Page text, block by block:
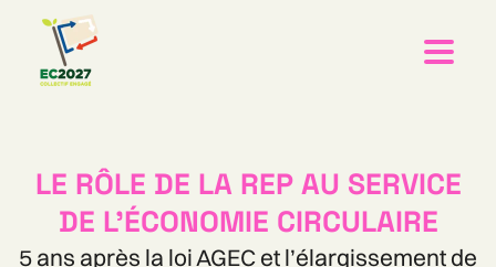
LE RÔLE DE LA REP AU SERVICE
DE L'ÉCONOMIE CIRCULAIRE
5 ans après la loi AGEC et l’élargissement de